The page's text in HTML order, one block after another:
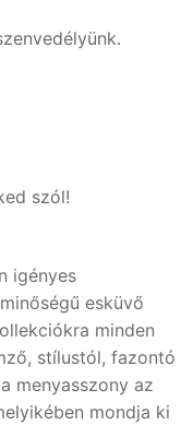
szól!
igényes
esküvő
minden
stílustól, fazontó
menyasszony az
mondja ki